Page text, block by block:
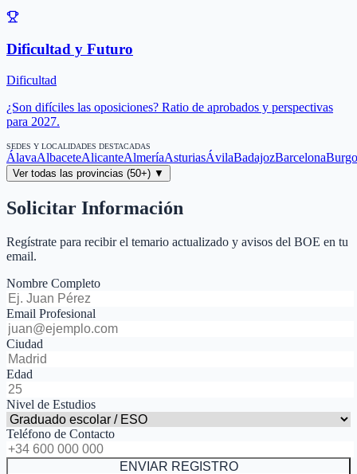
Dificultad y Futuro
Dificultad
¿Son difíciles las oposiciones? Ratio de aprobados y perspectivas
para 2027.
SEDES Y LOCALIDADES DESTACADAS
ÁlavaAlbaceteAlicanteAlmeríaAsturiasÁvilaBadajozBarcelona
Ver todas las provincias (50+) ▼
Solicitar Información
Regístrate para recibir el temario actualizado y avisos del BOE en tu
email.
Nombre Completo
Email Profesional
Ciudad
Edad
Nivel de Estudios
Teléfono de Contacto
ENVIAR REGISTRO